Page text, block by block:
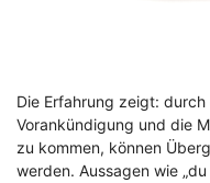
Die Erfahrung zeigt:
Vorankündigung und die
zu kommen, können
werden. Aussagen wie